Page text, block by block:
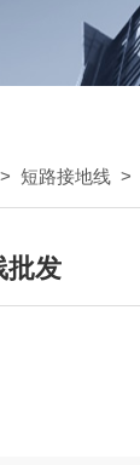
短路接地线 >
批发